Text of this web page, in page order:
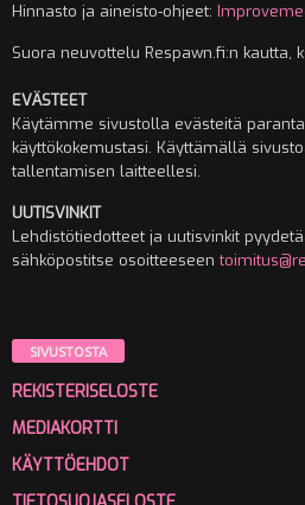
Hinnasto ja aineisto-ohjeet:
Suora neuvottelu Respawn.fi:n kautta,
EVÄSTEET
Käytämme sivustolla evästeitä
käyttökokemustasi. Käyttämällä
tallentamisen laitteellesi.
UUTISVINKIT
Lehdistötiedotteet ja uutisvinkit
sähköpostitse osoitteeseen
SIVUSTOSTA
REKISTERISELOSTE
MEDIAKORTTI
KÄYTTÖEHDOT